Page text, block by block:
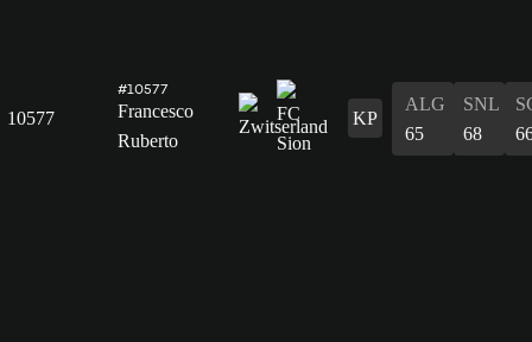
10577
#10577
Francesco
Ruberto
KP
ALG
65
SNL
68